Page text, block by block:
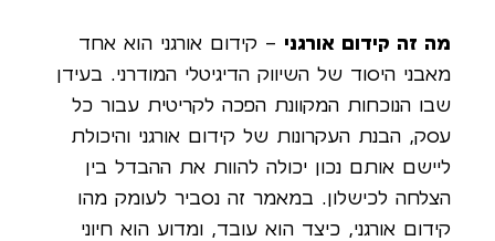
מה זה קידום אורגני – קידום אורגני הוא אחד
מאבני היסוד של השיווק הדיגיטלי המודרני. בעידן
שבו הנוכחות המקוונת הפכה לקריטית עבור כל
עסק, הבנת העקרונות של קידום אורגני והיכולת
ליישם אותם נכון יכולה להוות את ההבדל בין
הצלחה לכישלון. במאמר זה נסביר לעומק מהו
קידום אורגני, כיצד הוא עובד, ומדוע הוא חיוני